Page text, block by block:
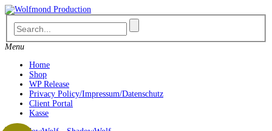
Skip
to
content
Menu
Home
Shop
WP Release
Privacy Policy/Impressum/Datenschutz
Client Portal
Kasse